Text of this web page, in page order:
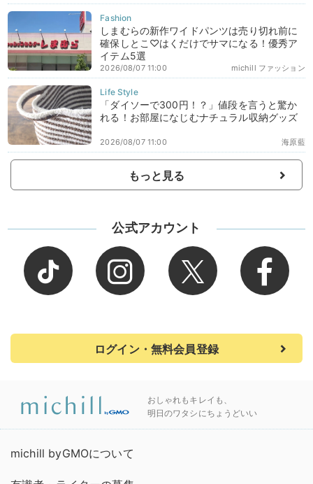
しまむらの新作ワイドパンツは売り切れ前に
確保しとこ♡はくだけでサマになる！優秀ア
イテム5選
michill ファッション
2026/08/07 11:00
「ダイソーで300円！？」値段を言うと驚か
れる！お部屋になじむナチュラル収納グッズ
海原藍
2026/08/07 11:00
もっと見る
公式アカウント
ログイン・無料会員登録
おしゃれもキレイも、
明日のワタシにちょうどいい
michill byGMOについて